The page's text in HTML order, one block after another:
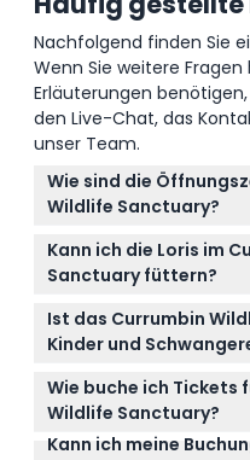
Nachfolgend finden Sie
Wenn Sie weitere
Erläuterungen
den Live-Chat, das
unser Team.
Wie sind die
Wildlife Sanctuary?
Das Sanctuary ist
geöffnet (Änderungen
bestätigen Sie die
Kann ich die Loris im
Sanctuary füttern?
Ja! Sie können die
während ihrer
füttern, die zweimal
stattfinden
bestätigen Sie die
Ist das Currumbin
Kinder und
Das Sanctuary heißt
Jahren sowie
willkommen, ist
kleine Kleinkinder,
Wie buche ich Tickets
Wildlife Sanctuary?
Sie können Ihre
Kann ich meine